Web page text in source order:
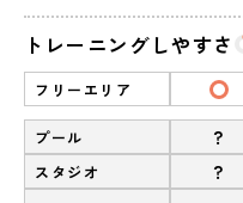
トレーニングしやすさ
フリーエリア
プール ?
スタジオ ?